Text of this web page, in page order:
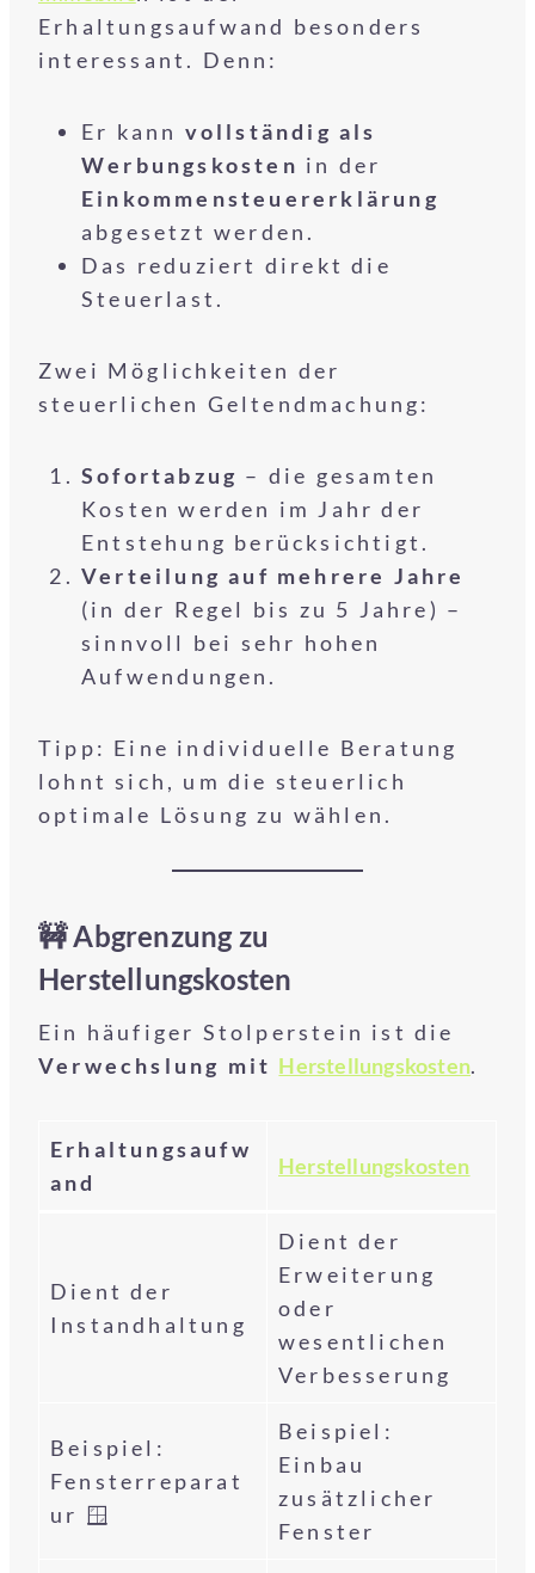
Erhaltungsaufwand besonders
interessant. Denn:
Er kann vollständig als
Werbungskosten in der
Einkommensteuererklärung
abgesetzt werden.
Das reduziert direkt die
Steuerlast.
Zwei Möglichkeiten der
steuerlichen Geltendmachung:
Sofortabzug – die gesamten
Kosten werden im Jahr der
Entstehung berücksichtigt.
Verteilung auf mehrere Jahre
(in der Regel bis zu 5 Jahre) –
sinnvoll bei sehr hohen
Aufwendungen.
Tipp: Eine individuelle Beratung
lohnt sich, um die steuerlich
optimale Lösung zu wählen.
🚧 Abgrenzung zu
Herstellungskosten
Ein häufiger Stolperstein ist die
Verwechslung mit Herstellungskosten.
Erhaltungsaufw
and
Herstellungskosten
Dient der
Instandhaltung
Dient der
Erweiterung
oder
wesentlichen
Verbesserung
Beispiel:
Fensterreparat
ur 🪟
Beispiel:
Einbau
zusätzlicher
Fenster